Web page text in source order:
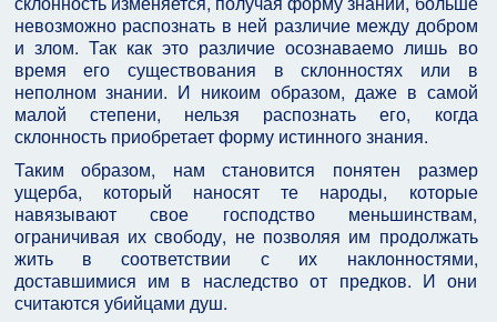
невозможно распознать в ней различие между добром
и злом. Так как это различие осознаваемо лишь во
время его существования в склонностях или в
неполном знании. И никоим образом, даже в самой
малой степени, нельзя распознать его, когда
склонность приобретает форму истинного знания.
Таким образом, нам становится понятен размер
ущерба, который наносят те народы, которые
навязывают свое господство меньшинствам,
ограничивая их свободу, не позволяя им продолжать
жить в соответствии с их наклонностями,
доставшимися им в наследство от предков. И они
считаются убийцами душ.